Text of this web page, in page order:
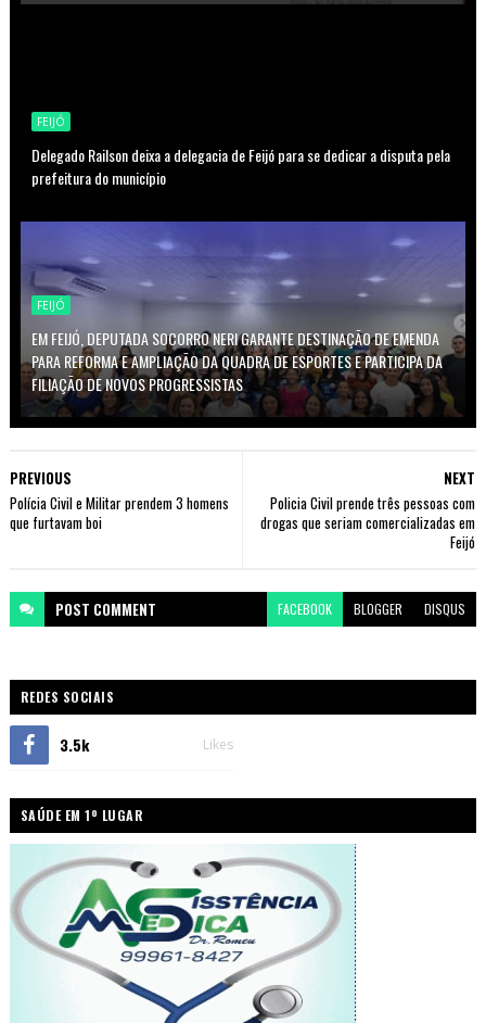
FEIJÓ
Delegado Railson deixa a delegacia de Feijó para se dedicar a disputa pela
prefeitura do município
FEIJÓ
EM FEIJÓ, DEPUTADA SOCORRO NERI GARANTE DESTINAÇÃO DE EMENDA
PARA REFORMA E AMPLIAÇÃO DA QUADRA DE ESPORTES E PARTICIPA DA
FILIAÇÃO DE NOVOS PROGRESSISTAS
NEXT
Policia Civil prende três pessoas com
drogas que seriam comercializadas em
Feijó
PREVIOUS
Polícia Civil e Militar prendem 3 homens
que furtavam boi
POST COMMENT FACEBOOK BLOGGER DISQUS
REDES SOCIAIS
3.5k Likes
SAÚDE EM 1º LUGAR